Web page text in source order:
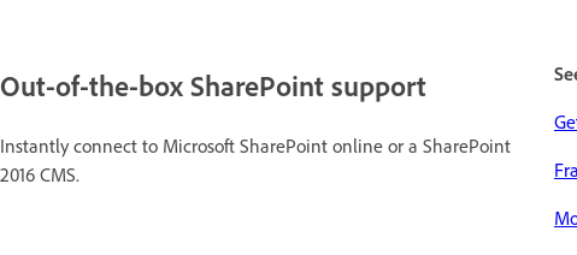
Out-of-the-box SharePoint support
Instantly connect to Microsoft SharePoint online or a SharePoint
2016 CMS.